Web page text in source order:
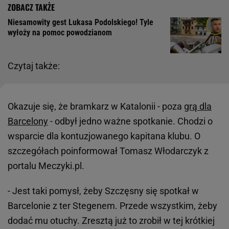
Czytaj także:
Niesamowity gest Lukasa Podolskiego! Tyle
wyłoży na pomoc powodzianom
Okazuje się, że bramkarz w Katalonii - poza grą dla
Barcelony - odbył jedno ważne spotkanie. Chodzi o
wsparcie dla kontuzjowanego kapitana klubu. O
szczegółach poinformował Tomasz Włodarczyk z
portalu Meczyki.pl.
- Jest taki pomysł, żeby Szczęsny się spotkał w
Barcelonie z ter Stegenem. Przede wszystkim, żeby
dodać mu otuchy. Zresztą już to zrobił w tej krótkiej